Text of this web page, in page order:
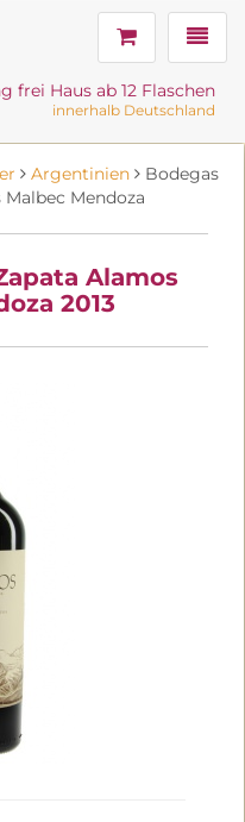
frei Haus ab 12 Flaschen
innerhalb Deutschland
Argentinien Bodegas
Mendoza
Alamos
2013